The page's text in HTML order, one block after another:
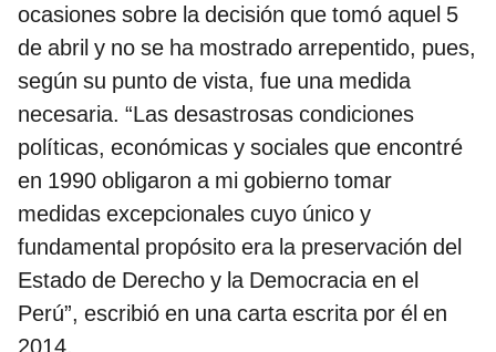
ocasiones sobre la decisión que tomó aquel 5
de abril y no se ha mostrado arrepentido, pues,
según su punto de vista, fue una medida
necesaria. “Las desastrosas condiciones
políticas, económicas y sociales que encontré
en 1990 obligaron a mi gobierno tomar
medidas excepcionales cuyo único y
fundamental propósito era la preservación del
Estado de Derecho y la Democracia en el
Perú”, escribió en una carta escrita por él en
2014.